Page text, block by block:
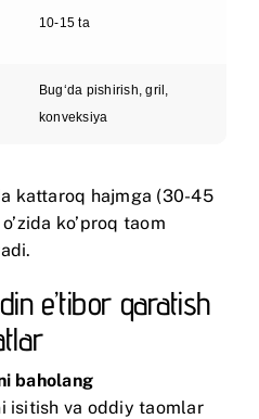
10-15 ta
Bugʻda pishirish, gril,
konveksiya
kattaroq hajmga (30-45
ko’proq taom
e’tibor qaratish
baholang
isitish va oddiy taomlar